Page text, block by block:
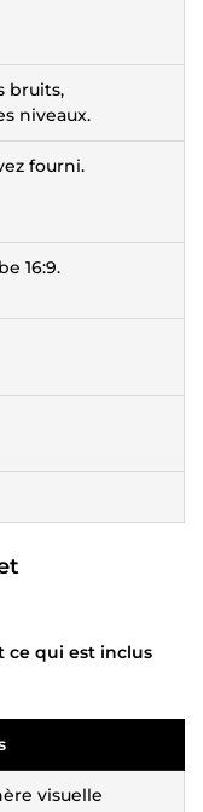
bruits,
niveaux.
fourni.
16:9.
ce qui est inclus
visuelle